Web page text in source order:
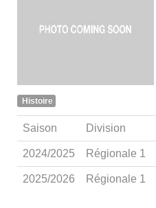
Histoire
Saison Division
2024/2025 Régionale 1
2025/2026 Régionale 1